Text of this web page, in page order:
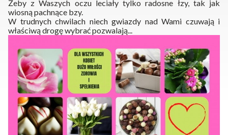
Żeby z Waszych oczu leciały tylko radosne łzy, tak jak
wiosną pachnące bzy.
W trudnych chwilach niech gwiazdy nad Wami czuwają i
właściwą drogę wybrać pozwalają...